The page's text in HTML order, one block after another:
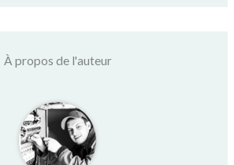
À propos de l'auteur